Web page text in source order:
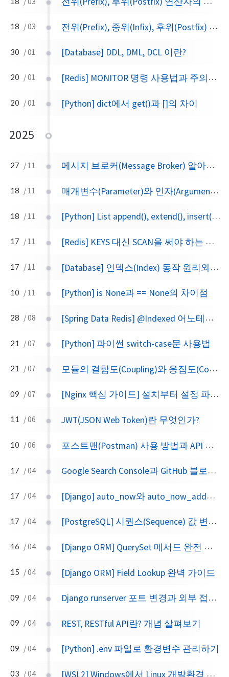
18 / 03 전위(Prefix), 중위(Infix), 후위(Postfix) 표기법
30 / 01 [Database] DDL, DML, DCL 이란?
20 / 01 [Redis] MONITOR 명령 사용법과 주의사항
20 / 01 [Python] dict에서 get()과 []의 차이
2025
27 / 11 메시지 브로커(Message Broker) 알아보기
18 / 11 매개변수(Parameter)와 인자(Argument)의 차이
18 / 11 [Python] List append(), extend(), insert()의 차이
17 / 11 [Redis] KEYS 대신 SCAN을 써야 하는 이유
17 / 11 [Database] 인덱스(Index) 동작 원리와 장단점
10 / 11 [Python] is None과 == None의 차이점
28 / 08 [Spring Data Redis] @Indexed 어노테이션 사용 주의 사항과 문제 해결 방법
21 / 07 [Python] 파이썬 switch-case문 사용법
21 / 07 모듈의 결합도(Coupling)와 응집도(Cohesion)
09 / 07 [Nginx 핵심 가이드] 설치부터 설정 파일 구조까지
11 / 06 JWT(JSON Web Token)란 무엇인가?
10 / 06 포스트맨(Postman) 사용 방법과 API 요청 테스트
17 / 04 Google Search Console과 GitHub 블로그 연동하기
17 / 04 [Django] auto_now와 auto_now_add의 차이
17 / 04 [PostgreSQL] 시퀀스(Sequence) 값 변경하기
16 / 04 [Django ORM] QuerySet 메서드 완전 정복
15 / 04 [Django ORM] Field Lookup 완벽 가이드
09 / 04 Django runserver 포트 변경과 외부 접속 허용
09 / 04 REST, RESTful API란? 개념 살펴보기
09 / 04 [Python] .env 파일로 환경변수 관리하기
03 / 04 [WSL2] Windows에서 Linux 개발환경 구축하기